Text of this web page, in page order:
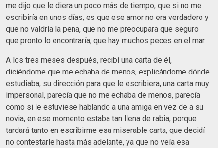
me dijo que le diera un poco más de tiempo, que si no me
escribiría en unos días, es que ese amor no era verdadero y
que no valdría la pena, que no me preocupara que seguro
que pronto lo encontraría, que hay muchos peces en el mar.
A los tres meses después, recibí una carta de él,
diciéndome que me echaba de menos, explicándome dónde
estudiaba, su dirección para que le escribiera, una carta muy
impersonal, parecía que no me echaba de menos, parecía
como si le estuviese hablando a una amiga en vez de a su
novia, en ese momento estaba tan llena de rabia, porque
tardará tanto en escribirme esa miserable carta, que decidí
no contestarle hasta más adelante, ya que no veía esa